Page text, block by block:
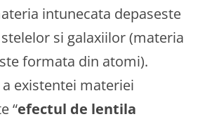
intunecata depaseste
si galaxiilor (materia
formata din atomi).
existentei materiei
“efectul de lentila